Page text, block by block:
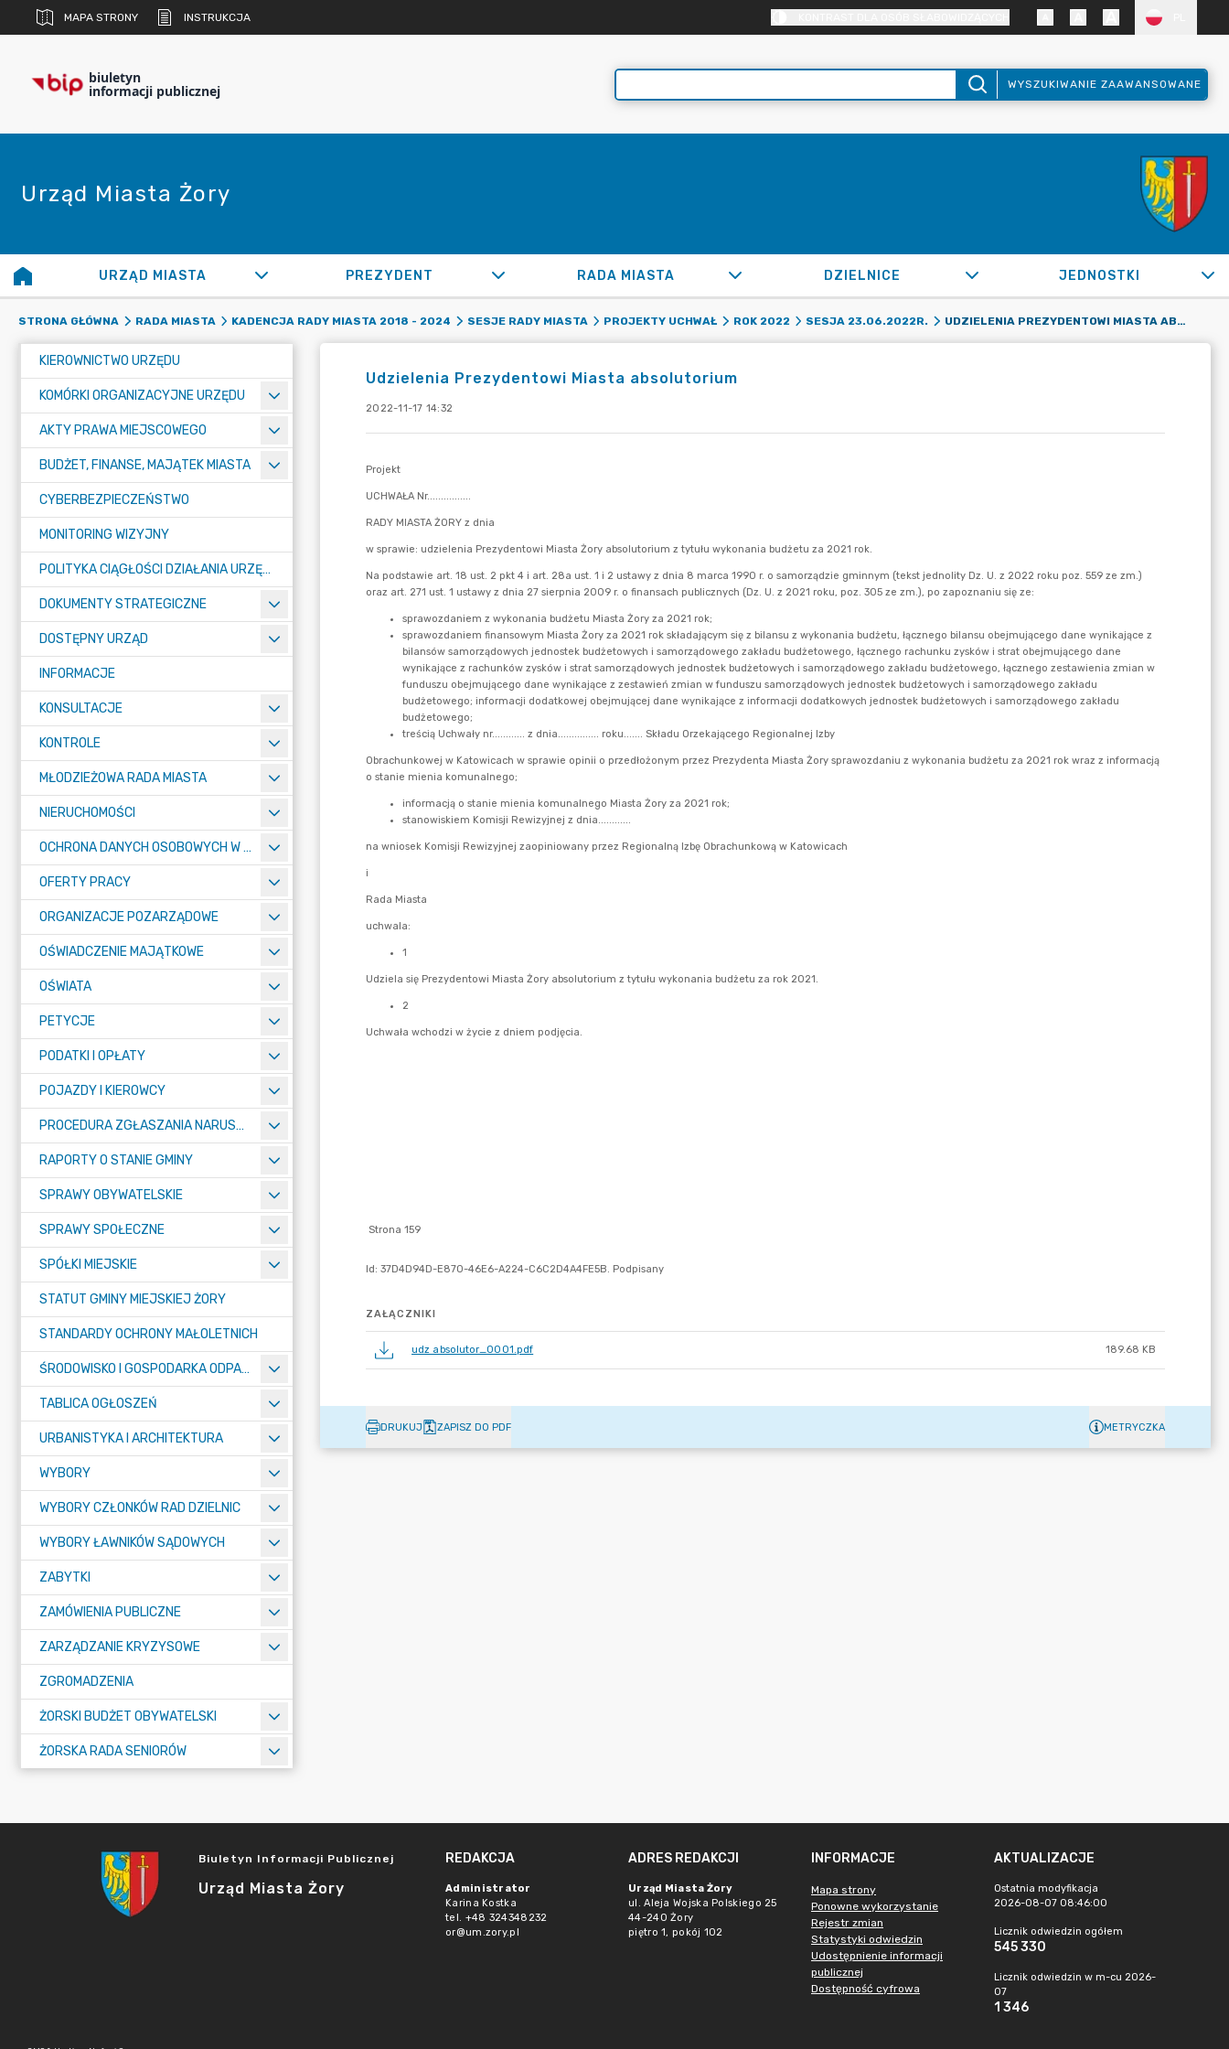
MAPA STRONY INSTRUKCJA
biuletyn
informacji publicznej WYSZUKIWANIE ZAAWANSOWANE
Urząd Miasta Żory
URZĄD MIASTA PREZYDENT RADA MIASTA DZIELNICE JEDNOSTKI
STRONA GŁÓWNA RADA MIASTA KADENCJA RADY MIASTA 2018 - 2024 SESJE RADY MIASTA PROJEKTY UCHWAŁ ROK 2022 SESJA 23.06.2022R. UDZIELENIA PREZYDENTOWI MIASTA ABSOLUTORIUM
KIEROWNICTWO URZĘDU
KOMÓRKI ORGANIZACYJNE URZĘDU
AKTY PRAWA MIEJSCOWEGO
BUDŻET, FINANSE, MAJĄTEK MIASTA
CYBERBEZPIECZEŃSTWO
MONITORING WIZYJNY
POLITYKA CIĄGŁOŚCI DZIAŁANIA URZĘDU MIASTA ŻORY
DOKUMENTY STRATEGICZNE
DOSTĘPNY URZĄD
INFORMACJE
KONSULTACJE
KONTROLE
MŁODZIEŻOWA RADA MIASTA
NIERUCHOMOŚCI
OCHRONA DANYCH OSOBOWYCH W URZĘDZIE MIASTA ŻORY - RODO
OFERTY PRACY
ORGANIZACJE POZARZĄDOWE
OŚWIADCZENIE MAJĄTKOWE
OŚWIATA
PETYCJE
PODATKI I OPŁATY
POJAZDY I KIEROWCY
PROCEDURA ZGŁASZANIA NARUSZEŃ PRAWA
RAPORTY O STANIE GMINY
SPRAWY OBYWATELSKIE
SPRAWY SPOŁECZNE
SPÓŁKI MIEJSKIE
STATUT GMINY MIEJSKIEJ ŻORY
STANDARDY OCHRONY MAŁOLETNICH
ŚRODOWISKO I GOSPODARKA ODPADAMI
TABLICA OGŁOSZEŃ
URBANISTYKA I ARCHITEKTURA
WYBORY
WYBORY CZŁONKÓW RAD DZIELNIC
WYBORY ŁAWNIKÓW SĄDOWYCH
ZABYTKI
ZAMÓWIENIA PUBLICZNE
ZARZĄDZANIE KRYZYSOWE
ZGROMADZENIA
ŻORSKI BUDŻET OBYWATELSKI
ŻORSKA RADA SENIORÓW
Udzielenia Prezydentowi Miasta absolutorium
2022-11-17 14:32
ZAŁĄCZNIKI
udz absolutor_0001.pdf 189.68 KB
DRUKUJ ZAPISZ DO PDF METRYCZKA
Biuletyn Informacji Publicznej
Urząd Miasta Żory
REDAKCJA
Administrator
Karina Kostka
tel. +48 324348232
or@um.zory.pl
ADRES REDAKCJI
Urząd Miasta Żory
ul. Aleja Wojska Polskiego 25
44-240 Żory
piętro 1, pokój 102
INFORMACJE
Mapa strony
Ponowne wykorzystanie
Rejestr zmian
Statystyki odwiedzin
Udostępnienie informacji
publicznej
Dostępność cyfrowa
AKTUALIZACJE
Ostatnia modyfikacja
2026-08-07 08:46:00
Licznik odwiedzin ogółem
545 330
Licznik odwiedzin w m-cu 2026-
07
1 346